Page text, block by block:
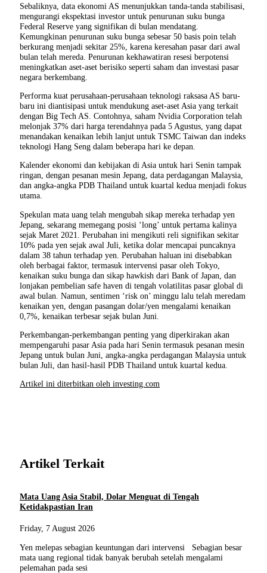
Sebaliknya, data ekonomi AS menunjukkan tanda-tanda stabilisasi,
mengurangi ekspektasi investor untuk penurunan suku bunga
Federal Reserve yang signifikan di bulan mendatang.
Kemungkinan penurunan suku bunga sebesar 50 basis poin telah
berkurang menjadi sekitar 25%, karena keresahan pasar dari awal
bulan telah mereda. Penurunan kekhawatiran resesi berpotensi
meningkatkan aset-aset berisiko seperti saham dan investasi pasar
negara berkembang.
Performa kuat perusahaan-perusahaan teknologi raksasa AS baru-
baru ini diantisipasi untuk mendukung aset-aset Asia yang terkait
dengan Big Tech AS. Contohnya, saham Nvidia Corporation telah
melonjak 37% dari harga terendahnya pada 5 Agustus, yang dapat
menandakan kenaikan lebih lanjut untuk TSMC Taiwan dan indeks
teknologi Hang Seng dalam beberapa hari ke depan.
Kalender ekonomi dan kebijakan di Asia untuk hari Senin tampak
ringan, dengan pesanan mesin Jepang, data perdagangan Malaysia,
dan angka-angka PDB Thailand untuk kuartal kedua menjadi fokus
utama.
Spekulan mata uang telah mengubah sikap mereka terhadap yen
Jepang, sekarang memegang posisi ‘long’ untuk pertama kalinya
sejak Maret 2021. Perubahan ini mengikuti reli signifikan sekitar
10% pada yen sejak awal Juli, ketika dolar mencapai puncaknya
dalam 38 tahun terhadap yen. Perubahan haluan ini disebabkan
oleh berbagai faktor, termasuk intervensi pasar oleh Tokyo,
kenaikan suku bunga dan sikap hawkish dari Bank of Japan, dan
lonjakan pembelian safe haven di tengah volatilitas pasar global di
awal bulan. Namun, sentimen ‘risk on’ minggu lalu telah meredam
kenaikan yen, dengan pasangan dolar/yen mengalami kenaikan
0,7%, kenaikan terbesar sejak bulan Juni.
Perkembangan-perkembangan penting yang diperkirakan akan
mempengaruhi pasar Asia pada hari Senin termasuk pesanan mesin
Jepang untuk bulan Juni, angka-angka perdagangan Malaysia untuk
bulan Juli, dan hasil-hasil PDB Thailand untuk kuartal kedua.
Artikel ini diterbitkan oleh investing.com
Artikel Terkait
Mata Uang Asia Stabil, Dolar Menguat di Tengah
Ketidakpastian Iran
Friday, 7 August 2026
Yen melepas sebagian keuntungan dari intervensi Sebagian besar
mata uang regional tidak banyak berubah setelah mengalami
pelemahan pada sesi